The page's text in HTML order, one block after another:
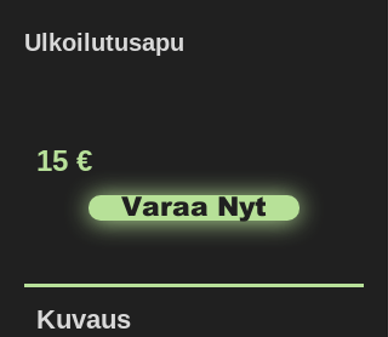
Ulkoilutusapu
15 €
Varaa Nyt
Kuvaus